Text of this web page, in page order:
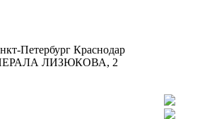
Петербург Краснодар
ЛИЗЮКОВА, 2